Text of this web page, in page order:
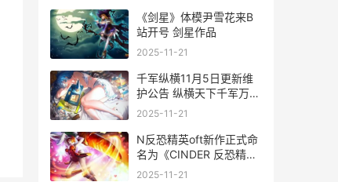
《剑星》体模尹雪花来B
站开号 剑星作品
2025-11-21
千军纵横11月5日更新维
护公告 纵横天下千军万马
什么歌
2025-11-21
N反恐精英oft新作正式命
名为《CINDER 反恐精英
2020
2025-11-21